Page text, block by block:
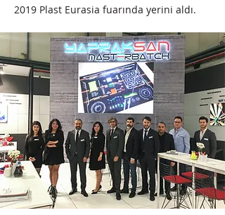
2019 Plast Eurasia fuarında yerini aldı.